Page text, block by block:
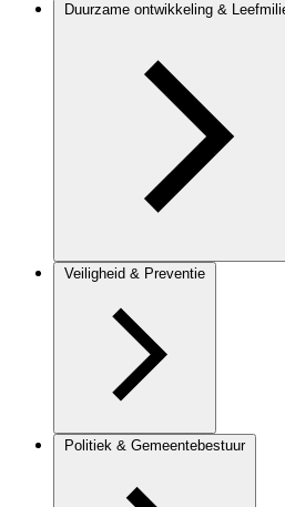
Duurzame ontwikkeling &
Veiligheid & Preventie
Politiek & Gemeentebestuur